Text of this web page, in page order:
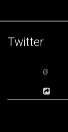
Twitter
@